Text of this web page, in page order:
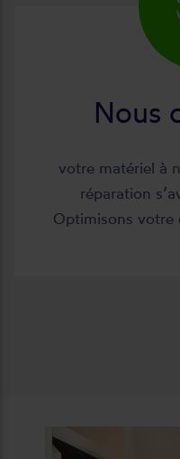
Nous
votre matériel à
réparation
Optimisons